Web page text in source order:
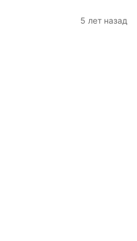
5 лет назад